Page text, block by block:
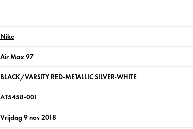
Nike
Air Max 97
BLACK/VARSITY RED-METALLIC SILVER-WHITE
AT5458-001
Vrijdag 9 nov 2018